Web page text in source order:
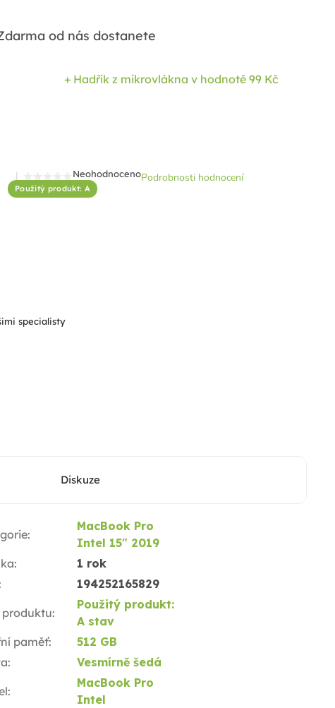
Použitý produkt: A
Průměrné
hodnocení
NeohodnocenoPodrobnosti hodnocení
od nás dostanete
+ Hadřík z mikrovlákna v hodnotě 99 Kč
specialisty
Diskuze
:
MacBook Pro
Intel 15" 2019
:
1 rok
: 194252165829
produktu:
Použitý produkt:
A stav
paměť:
512 GB
: Vesmírně šedá
:
MacBook Pro
Intel